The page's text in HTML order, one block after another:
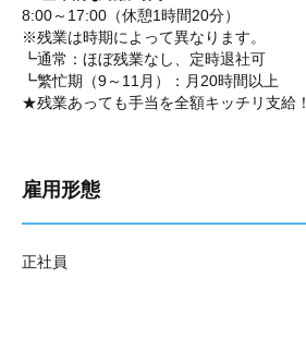
8:00～17:00（休憩1時間20分）
※残業は時期によって異なります。
┗通常：ほぼ残業なし、定時退社可
┗繁忙期（9～11月）：月20時間以上
★残業あっても手当を全額キッチリ支給！
雇用形態
正社員